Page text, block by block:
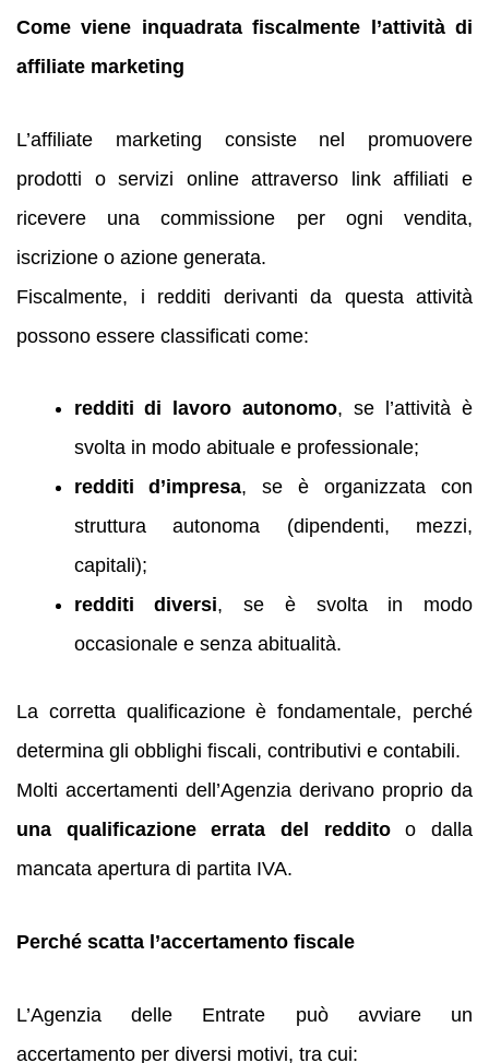
Come viene inquadrata fiscalmente l’attività di
affiliate marketing
L’affiliate marketing consiste nel promuovere
prodotti o servizi online attraverso link affiliati e
ricevere una commissione per ogni vendita,
iscrizione o azione generata.
Fiscalmente, i redditi derivanti da questa attività
possono essere classificati come:
redditi di lavoro autonomo, se l’attività è
svolta in modo abituale e professionale;
redditi d’impresa, se è organizzata con
struttura autonoma (dipendenti, mezzi,
capitali);
redditi diversi, se è svolta in modo
occasionale e senza abitualità.
La corretta qualificazione è fondamentale, perché
determina gli obblighi fiscali, contributivi e contabili.
Molti accertamenti dell’Agenzia derivano proprio da
una qualificazione errata del redditoo dalla
mancata apertura di partita IVA.
Perché scatta l’accertamento fiscale
L’Agenzia delle Entrate può avviare un
accertamento per diversi motivi, tra cui: